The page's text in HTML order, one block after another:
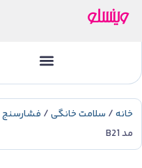
خانه/ سلامت خانگی/ فشارسنج
مد B21